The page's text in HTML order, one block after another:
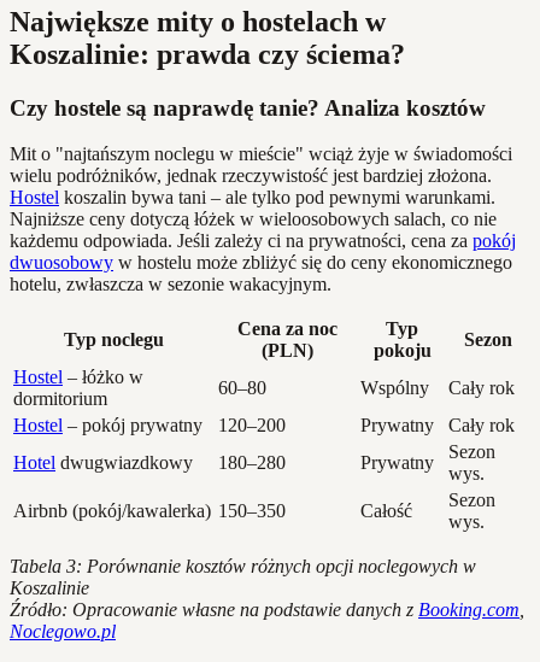
Największe mity o hostelach w
Koszalinie: prawda czy ściema?
Czy hostele są naprawdę tanie? Analiza kosztów
Mit o "najtańszym noclegu w mieście" wciąż żyje w świadomości
wielu podróżników, jednak rzeczywistość jest bardziej złożona.
Hostel koszalin bywa tani – ale tylko pod pewnymi warunkami.
Najniższe ceny dotyczą łóżek w wieloosobowych salach, co nie
każdemu odpowiada. Jeśli zależy ci na prywatności, cena za pokój
dwuosobowy w hostelu może zbliżyć się do ceny ekonomicznego
hotelu, zwłaszcza w sezonie wakacyjnym.
Typ noclegu
Cena za noc
(PLN)
Typ
pokoju
Sezon
Hostel – łóżko w
dormitorium
60–80 Wspólny
Cały rok
Hostel – pokój prywatny 120–200 Prywatny
Cały rok
Hotel dwugwiazdkowy 180–280 Prywatny
Sezon
wys.
Airbnb (pokój/kawalerka) 150–350 Całość
Sezon
wys.
Tabela 3: Porównanie kosztów różnych opcji noclegowych w
Koszalinie
Źródło: Opracowanie własne na podstawie danych z Booking.com
Noclegowo.pl